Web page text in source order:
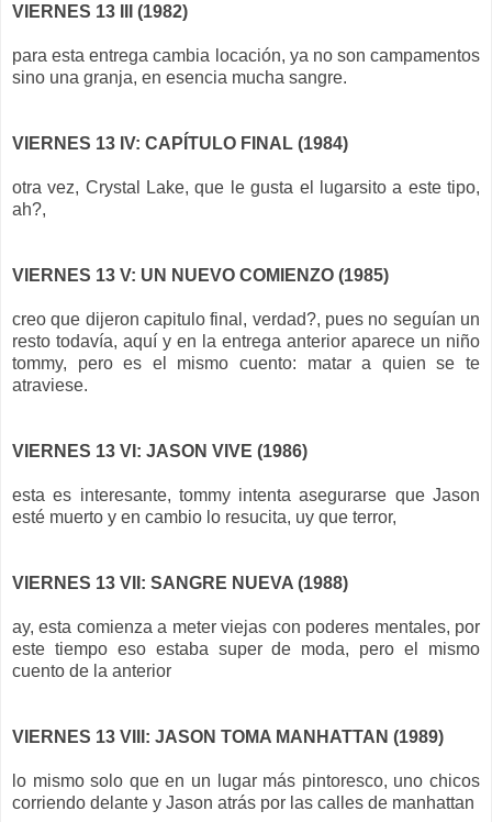
VIERNES 13 III (1982)
para esta entrega cambia locación, ya no son campamentos
sino una granja, en esencia mucha sangre.
VIERNES 13 IV: CAPÍTULO FINAL (1984)
otra vez, Crystal Lake, que le gusta el lugarsito a este tipo,
ah?,
VIERNES 13 V: UN NUEVO COMIENZO (1985)
creo que dijeron capitulo final, verdad?, pues no seguían un
resto todavía, aquí y en la entrega anterior aparece un niño
tommy, pero es el mismo cuento: matar a quien se te
atraviese.
VIERNES 13 VI: JASON VIVE (1986)
esta es interesante, tommy intenta asegurarse que Jason
esté muerto y en cambio lo resucita, uy que terror,
VIERNES 13 VII: SANGRE NUEVA (1988)
ay, esta comienza a meter viejas con poderes mentales, por
este tiempo eso estaba super de moda, pero el mismo
cuento de la anterior
VIERNES 13 VIII: JASON TOMA MANHATTAN (1989)
lo mismo solo que en un lugar más pintoresco, uno chicos
corriendo delante y Jason atrás por las calles de manhattan